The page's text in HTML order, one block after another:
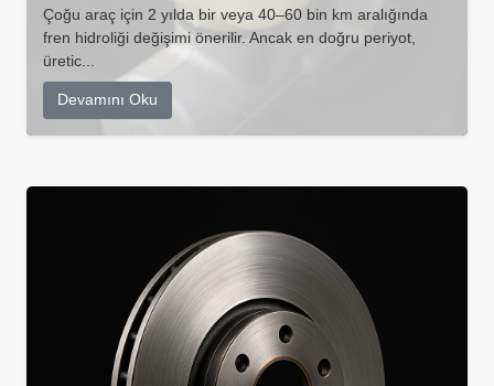
Çoğu araç için 2 yılda bir veya 40–60 bin km aralığında
fren hidroliği değişimi önerilir. Ancak en doğru periyot,
üretic...
Devamını Oku